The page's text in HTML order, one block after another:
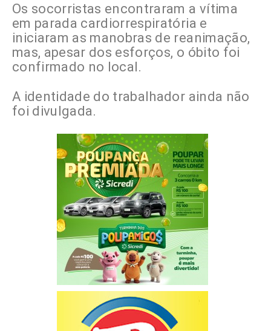
Os socorristas encontraram a vítima
em parada cardiorrespiratória e
iniciaram as manobras de reanimação,
mas, apesar dos esforços, o óbito foi
confirmado no local.
A identidade do trabalhador ainda não
foi divulgada.